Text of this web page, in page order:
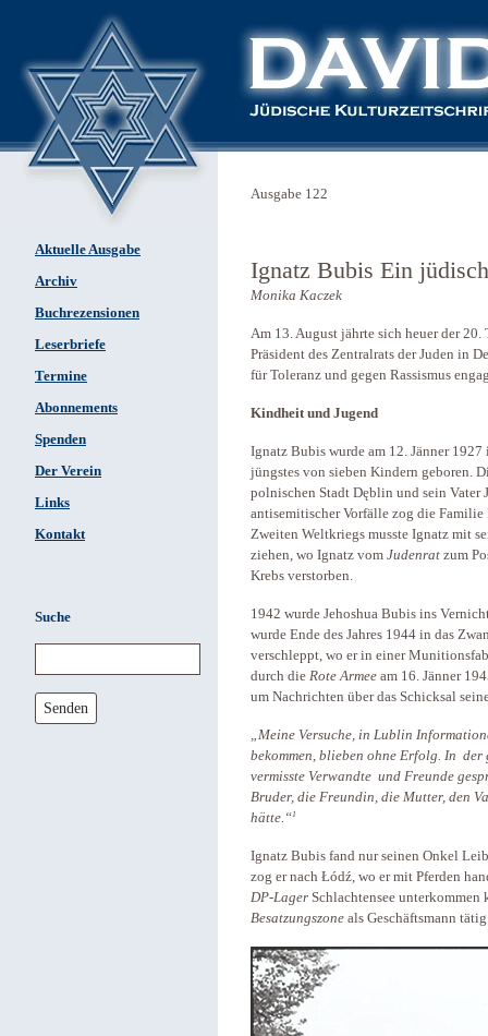
Aktuelle Ausgabe
Archiv
Buchrezensionen
Leserbriefe
Termine
Abonnements
Spenden
Der Verein
Links
Kontakt
Suche
Senden
Ausgabe 122
Ignatz Bubis Ein
Monika Kaczek
Am 13. August jährte sich heuer der
Präsident des Zentralrats der Juden in
für Toleranz und gegen Rassismus
Kindheit und Jugend
Ignatz Bubis wurde am 12. Jänner 1927
jüngstes von sieben Kindern geboren.
polnischen Stadt Dęblin und sein Vater
antisemitischer Vorfälle zog die
Zweiten Weltkriegs musste Ignatz mit
ziehen, wo Ignatz vom Judenrat zum
Krebs verstorben.
1942 wurde Jehoshua Bubis ins
wurde Ende des Jahres 1944 in das
verschleppt, wo er in einer
durch die Rote Armee am 16. Jänner
um Nachrichten über das Schicksal
„Meine Versuche, in Lublin
bekommen, blieben ohne Erfolg. In der
vermisste Verwandte und Freunde
Bruder, die Freundin, die Mutter, den
hätte.“1
Ignatz Bubis fand nur seinen Onkel
zog er nach Łódź, wo er mit Pferden
DP-Lager Schlachtensee
Besatzungszone als Geschäftsmann